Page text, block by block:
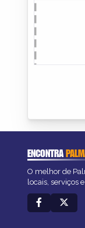
ENCONTRA
O melhor de
locais, serviços